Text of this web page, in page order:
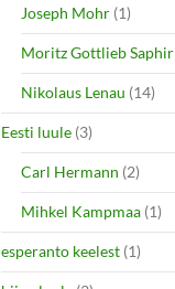
Joseph Mohr (1)
Moritz Gottlieb Saphir
Nikolaus Lenau (14)
Eesti luule (3)
Carl Hermann (2)
Mihkel Kampmaa (1)
esperanto keelest (1)